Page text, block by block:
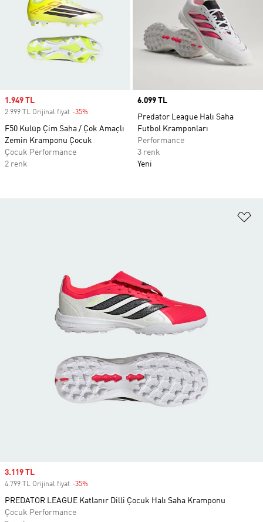
Sale price
1.949 TL
2.999 TL Orijinal fiyat -35%
F50 Kulüp Çim Saha / Çok Amaçlı
Zemin Kramponu Çocuk
Çocuk Performance
2 renk
Price
6.099 TL
Predator League Halı Saha
Futbol Kramponları
Performance
3 renk
Yeni
Sale price
3.119 TL
4.799 TL Orijinal fiyat -35%
PREDATOR LEAGUE Katlanır Dilli Çocuk Halı Saha Kramponu
Çocuk Performance